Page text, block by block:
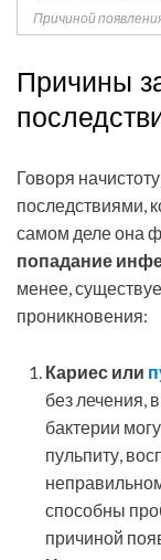
Причиной
Причины
Говоря
последствиями,
самом деле она
попадание
менее,
проникновения:
Кариес или
без лечения,
бактерии
пульпиту,
способны
причиной